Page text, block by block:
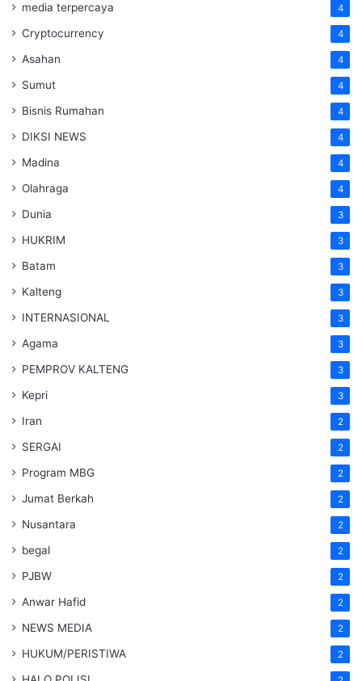
media terpercaya 4
Cryptocurrency 4
Asahan 4
Sumut 4
Bisnis Rumahan 4
DIKSI NEWS 4
Madina 4
Olahraga 4
Dunia 3
HUKRIM 3
Batam 3
Kalteng 3
INTERNASIONAL 3
Agama 3
PEMPROV KALTENG 3
Kepri 3
Iran 2
SERGAI 2
Program MBG 2
Jumat Berkah 2
Nusantara 2
begal 2
PJBW 2
Anwar Hafid 2
NEWS MEDIA 2
HUKUM/PERISTIWA 2